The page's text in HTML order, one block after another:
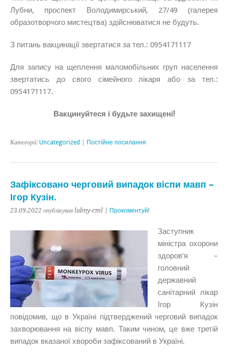
Лубни, проспект Володимирський, 27/49 (галерея
образотворчого мистецтва) здійснюватися не будуть.
З питань вакцинації звертатися за тел.: 0954171117
Для запису на щеплення маломобільних груп населення
звертатись до свого сімейного лікаря або за тел.:
0954171117.
Вакцинуйтеся і будьте захищені!
Категорії: Uncategorized Постійне посилання
Зафіксовано черговий випадок віспи мавп –
Ігор Кузін.
23.09.2022 опублікував lubny-cml | Прокоментуй!
Заступник
міністра охорони
здоров’я –
головний
державний
санітарний лікар
Ігор Кузін
повідомив, що в Україні підтверджений черговий випадок
захворювання на віспу мавп. Таким чином, це вже третій
випадок вказаної хвороби зафіксований в Україні.